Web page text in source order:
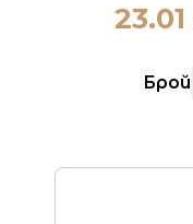
23.01
Брой